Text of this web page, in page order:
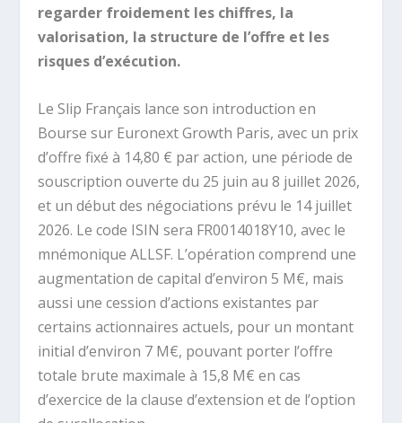
regarder froidement les chiffres, la
valorisation, la structure de l’offre et les
risques d’exécution.
Le Slip Français lance son introduction en
Bourse sur Euronext Growth Paris, avec un prix
d’offre fixé à 14,80 € par action, une période de
souscription ouverte du 25 juin au 8 juillet 2026,
et un début des négociations prévu le 14 juillet
2026. Le code ISIN sera FR0014018Y10, avec le
mnémonique ALLSF. L’opération comprend une
augmentation de capital d’environ 5 M€, mais
aussi une cession d’actions existantes par
certains actionnaires actuels, pour un montant
initial d’environ 7 M€, pouvant porter l’offre
totale brute maximale à 15,8 M€ en cas
d’exercice de la clause d’extension et de l’option